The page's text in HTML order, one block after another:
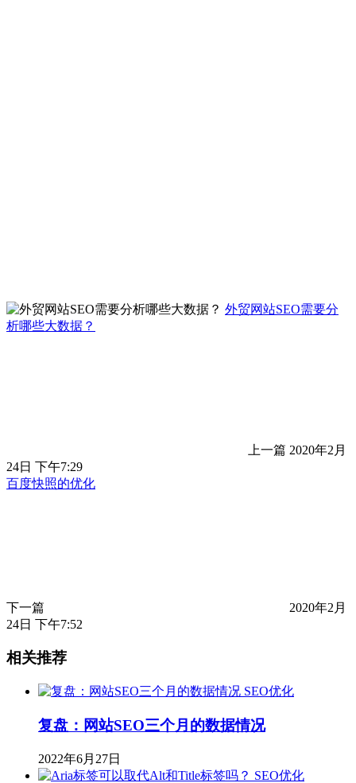
外贸网站SEO需要分
析哪些大数据？
上一篇 2020年2月
24日 下午7:29
百度快照的优化
下一篇
2020年2月
24日 下午7:52
相关推荐
SEO优化
复盘：网站SEO三个月的数据情况
2022年6月27日
SEO优化